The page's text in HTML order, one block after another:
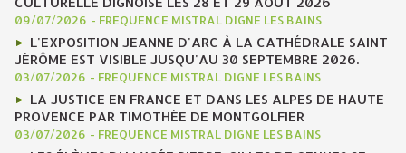
09/07/2026 - FREQUENCE MISTRAL DIGNE LES BAINS
L'EXPOSITION JEANNE D'ARC À LA CATHÉDRALE SAINT
JÉRÔME EST VISIBLE JUSQU'AU 30 SEPTEMBRE 2026.
03/07/2026 - FREQUENCE MISTRAL DIGNE LES BAINS
LA JUSTICE EN FRANCE ET DANS LES ALPES DE HAUTE
PROVENCE PAR TIMOTHÉE DE MONTGOLFIER
03/07/2026 - FREQUENCE MISTRAL DIGNE LES BAINS